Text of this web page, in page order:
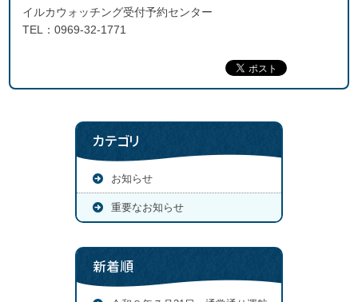
イルカウォッチング受付予約センター
TEL：0969-32-1771
カテゴリ
お知らせ
重要なお知らせ
新着順